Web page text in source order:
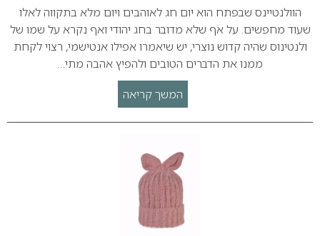
הוולנטיינס שבפתח הוא יום חג לאוהבים ויום מלא בתקווה לאלו
שעוד מחפשים. על אף שלא מדובר בחג יהודי ואף נקרא על שמו של
ולנטינוס שהיה קדוש נוצרי, יש שיאמרו אפילו אנטישמי, רצוי לקחת
ממנו את הדברים הטובים ולהפיץ אהבה מתי…
המשך קריאה